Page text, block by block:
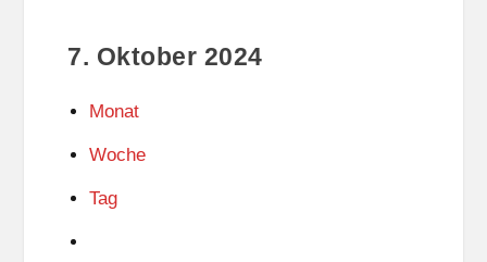
7. Oktober 2024
Monat
Woche
Tag